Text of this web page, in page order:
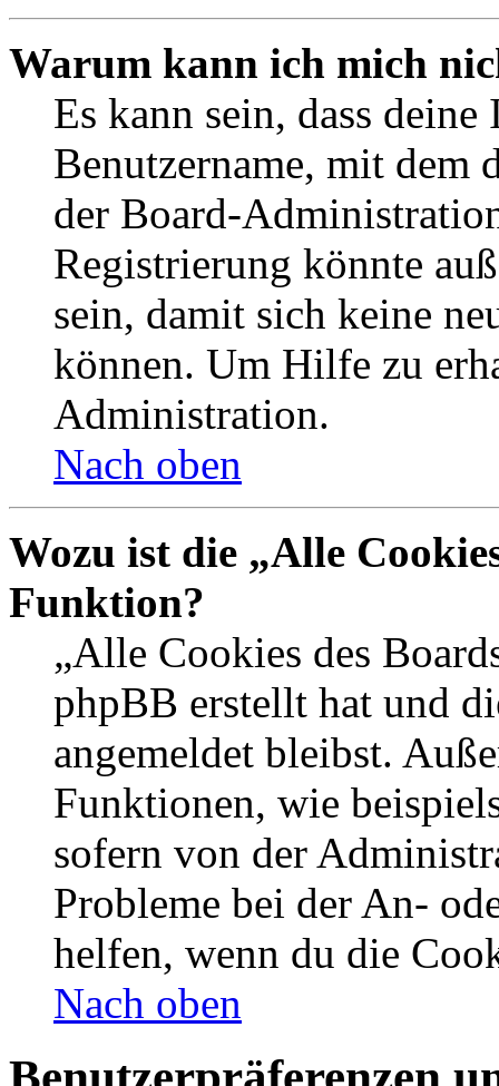
Warum kann ich mich
Es kann sein, dass
Benutzername, mit dem
der Board-
Registrierung könnte
sein, damit sich keine
können. Um Hilfe zu
Administration.
Nach oben
Wozu ist die „Alle
Funktion?
„Alle Cookies des
phpBB erstellt hat und
angemeldet bleibst.
Funktionen, wie
sofern von der
Probleme bei der An-
helfen, wenn du die
Nach oben